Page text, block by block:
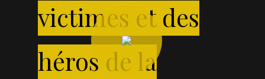
victimes et des
héros de la
Play
Video